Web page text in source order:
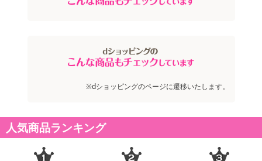
※dショッピングのページに遷移いたします。
人気商品ランキング